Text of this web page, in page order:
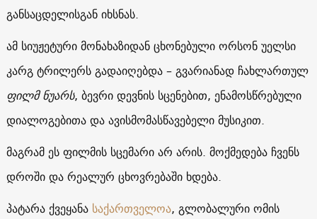
განსაცდელისგან იხსნას.
ამ სიუჟეტური მონახაზიდან ცხონებული ორსონ უელსი
კარგ ტრილერს გადაიღებდა – გვარიანად ჩახლართულ
ფილმ ნუარს, ბევრი დევნის სცენებით, ენამოსწრებული
დიალოგებითა და ავისმომასწავებელი მუსიკით.
მაგრამ ეს ფილმის სცემარი არ არის. მოქმედება ჩვენს
დროში და რეალურ ცხოვრებაში ხდება.
პატარა ქვეყანა საქართველოა, გლობალური ომის